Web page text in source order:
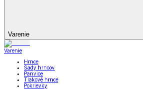
Varenie
Varenie
Hrnce
Sady hrncov
Panvice
Tlakové hrnce
Pokrievky